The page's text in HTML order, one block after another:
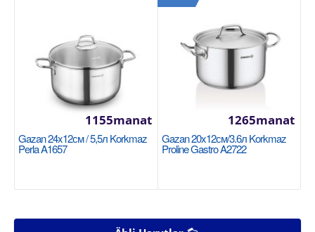
Gazan 24x12см / 5,5л Korkmaz
Perla A1657
1155manat
Gazan 20x12см/3.6л Korkmaz
Proline Gastro A2722
1265manat